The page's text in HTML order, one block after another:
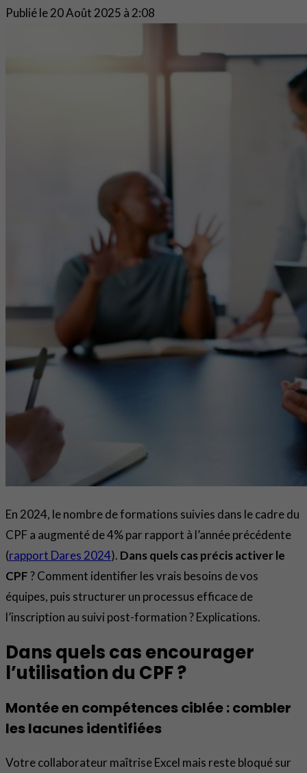
Publié le20 Août 2025 à 2:08
En 2024, le nombre de formations suivies dans le cadre du
CPF a augmenté de 4% par rapport à l’année précédente
(rapport Dares 2024). Dans quels cas précis activer le
CPF? Comment identifier les vrais besoins de vos
équipes, puis structurer un processus efficace de
l’inscription au suivi post-formation ? Explications.
Dans quels cas encourager
l’utilisation du CPF ?
Montée en compétences ciblée : combler
les lacunes identifiées
Votre collaborateur maîtrise Excel mais reste bloqué sur